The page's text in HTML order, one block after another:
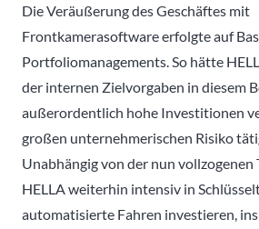
Die Veräußerung des Geschäftes mit
Frontkamerasoftware erfolgte auf
Portfoliomanagements. So hätte
der internen Zielvorgaben in diesem
außerordentlich hohe Investitionen
großen unternehmerischen Risiko
Unabhängig von der nun
HELLA weiterhin intensiv in
automatisierte Fahren investieren,